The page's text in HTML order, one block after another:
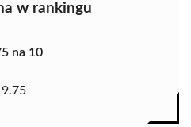
w rankingu
na 10
9.75